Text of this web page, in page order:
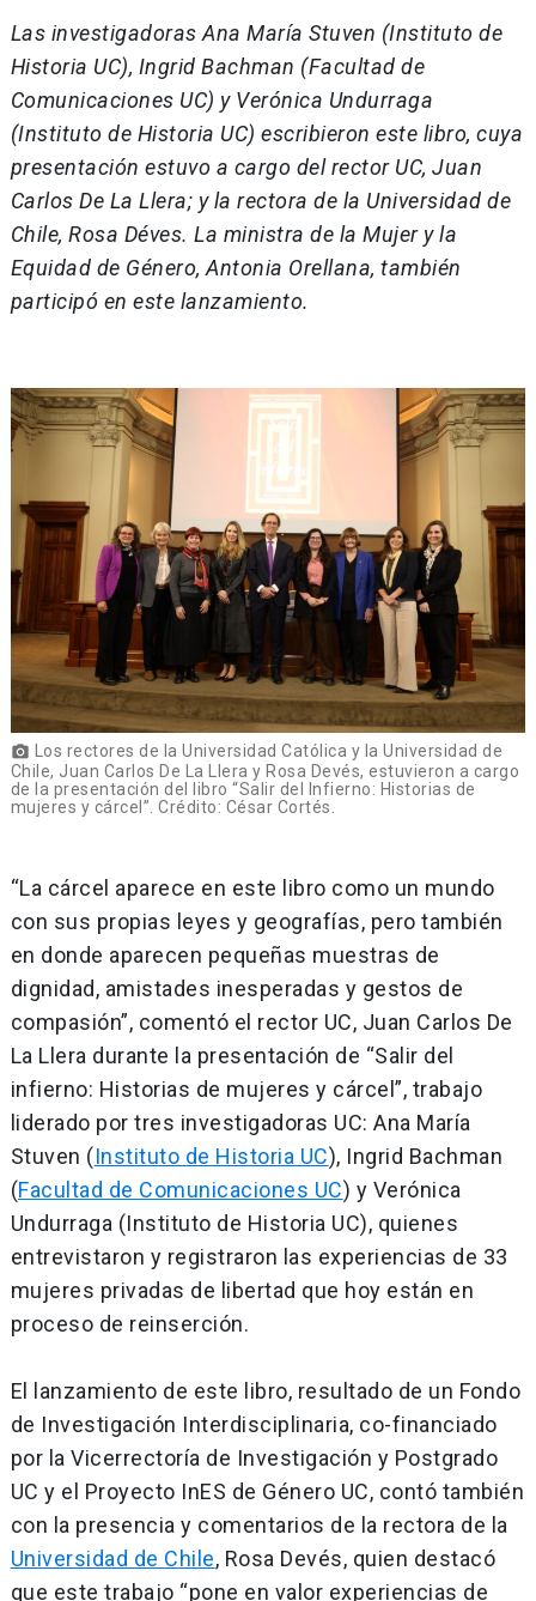
Las investigadoras Ana María Stuven (Instituto de
Historia UC), Ingrid Bachman (Facultad de
Comunicaciones UC) y Verónica Undurraga
(Instituto de Historia UC) escribieron este libro, cuya
presentación estuvo a cargo del rector UC, Juan
Carlos De La Llera; y la rectora de la Universidad de
Chile, Rosa Déves. La ministra de la Mujer y la
Equidad de Género, Antonia Orellana, también
participó en este lanzamiento.
photo_camera
Los rectores de la Universidad Católica y la Universidad de
Chile, Juan Carlos De La Llera y Rosa Devés, estuvieron a cargo
de la presentación del libro “Salir del Infierno: Historias de
mujeres y cárcel”. Crédito: César Cortés.
“La cárcel aparece en este libro como un mundo
con sus propias leyes y geografías, pero también
en donde aparecen pequeñas muestras de
dignidad, amistades inesperadas y gestos de
compasión”, comentó el rector UC, Juan Carlos De
La Llera durante la presentación de “Salir del
infierno: Historias de mujeres y cárcel”, trabajo
liderado por tres investigadoras UC: Ana María
Stuven (Instituto de Historia UC), Ingrid Bachman
(Facultad de Comunicaciones UC) y Verónica
Undurraga (Instituto de Historia UC), quienes
entrevistaron y registraron las experiencias de 33
mujeres privadas de libertad que hoy están en
proceso de reinserción.
El lanzamiento de este libro, resultado de un Fondo
de Investigación Interdisciplinaria, co-financiado
por la Vicerrectoría de Investigación y Postgrado
UC y el Proyecto InES de Género UC, contó también
con la presencia y comentarios de la rectora de la
Universidad de Chile, Rosa Devés, quien destacó
que este trabajo “pone en valor experiencias de